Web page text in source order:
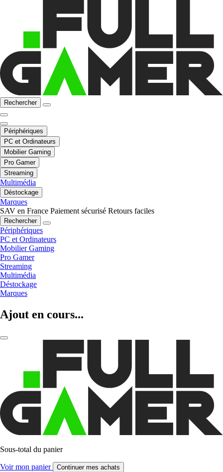
Rechercher
Périphériques
PC et Ordinateurs
Mobilier Gaming
Pro Gamer
Streaming
Multimédia
Déstockage
Marques
SAV en France Paiement sécurisé Retours faciles
Rechercher
Périphériques
PC et Ordinateurs
Mobilier Gaming
Pro Gamer
Streaming
Multimédia
Déstockage
Marques
Ajout en cours...
Sous-total du panier
Voir mon panier Continuer mes achats